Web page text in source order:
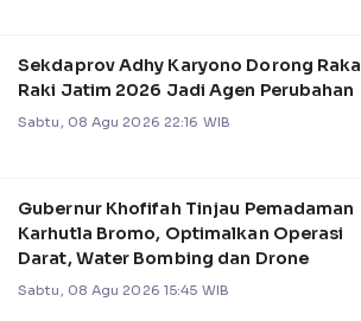
Sekdaprov Adhy Karyono Dorong Raka
Raki Jatim 2026 Jadi Agen Perubahan
Sabtu, 08 Agu 2026 22:16 WIB
Gubernur Khofifah Tinjau Pemadaman
Karhutla Bromo, Optimalkan Operasi
Darat, Water Bombing dan Drone
Sabtu, 08 Agu 2026 15:45 WIB